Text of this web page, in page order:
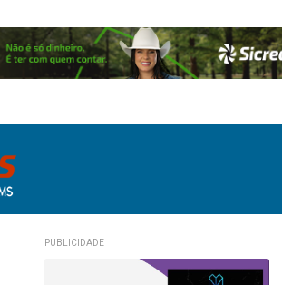
PUBLICIDADE